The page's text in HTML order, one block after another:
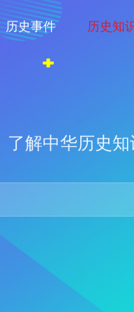
历史事件 历史知
了解中华历史